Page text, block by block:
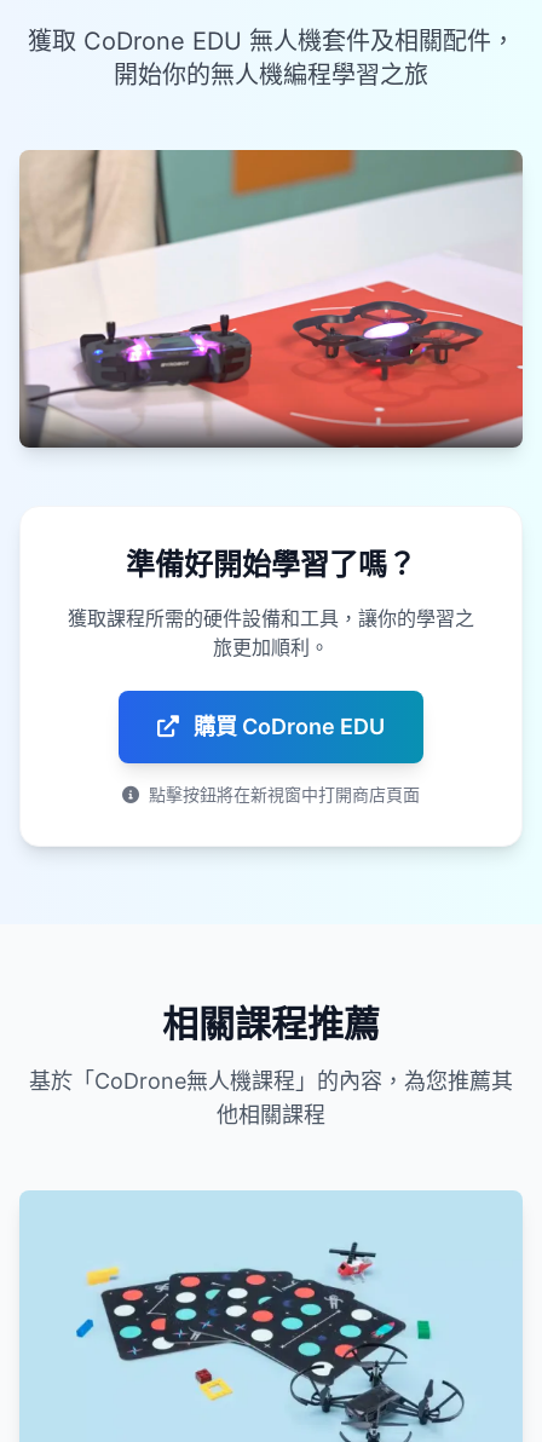
獲取 CoDrone EDU 無人機套件及相關配件，
開始你的無人機編程學習之旅
準備好開始學習了嗎？
獲取課程所需的硬件設備和工具，讓你的學習之
旅更加順利。
購買 CoDrone EDU
點擊按鈕將在新視窗中打開商店頁面
相關課程推薦
基於「CoDrone無人機課程」的內容，為您推薦其
他相關課程